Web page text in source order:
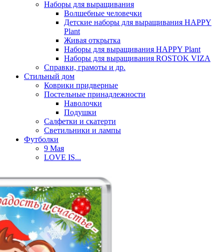
Наборы для выращивания
Волшебные человечки
Детские наборы для выращивания HAPPY
Plant
Живая открытка
Наборы для выращивания HAPPY Plant
Наборы для выращивания ROSTOK VIZA
Справки, грамоты и др.
Стильный дом
Коврики придверные
Постельные принадлежности
Наволочки
Подушки
Салфетки и скатерти
Светильники и лампы
Футболки
9 Мая
LOVE IS...
Женские футболки
Мужские футболки
Парные футболки
Часы
Часы на магните
Разное
С именами
Смайлики
Часы настенные